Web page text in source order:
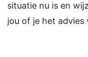
situatie nu is en
jou of je het